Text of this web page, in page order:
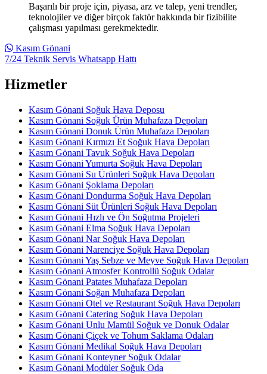
Başarılı bir proje için, piyasa, arz ve talep, yeni trendler,
teknolojiler ve diğer birçok faktör hakkında bir fizibilite
çalışması yapılması gerekmektedir.
Kasım Gönani
7/24 Teknik Servis Whatsapp Hattı
Hizmetler
Kasım Gönani Soğuk Hava Deposu
Kasım Gönani Soğuk Ürün Muhafaza Depoları
Kasım Gönani Donuk Ürün Muhafaza Depoları
Kasım Gönani Kırmızı Et Soğuk Hava Depoları
Kasım Gönani Tavuk Soğuk Hava Depoları
Kasım Gönani Yumurta Soğuk Hava Depoları
Kasım Gönani Su Ürünleri Soğuk Hava Depoları
Kasım Gönani Şoklama Depoları
Kasım Gönani Dondurma Soğuk Hava Depoları
Kasım Gönani Süt Ürünleri Soğuk Hava Depoları
Kasım Gönani Hızlı ve Ön Soğutma Projeleri
Kasım Gönani Elma Soğuk Hava Depoları
Kasım Gönani Nar Soğuk Hava Depoları
Kasım Gönani Narenciye Soğuk Hava Depoları
Kasım Gönani Yaş Sebze ve Meyve Soğuk Hava Depoları
Kasım Gönani Atmosfer Kontrollü Soğuk Odalar
Kasım Gönani Patates Muhafaza Depoları
Kasım Gönani Soğan Muhafaza Depoları
Kasım Gönani Otel ve Restaurant Soğuk Hava Depoları
Kasım Gönani Catering Soğuk Hava Depoları
Kasım Gönani Unlu Mamül Soğuk ve Donuk Odalar
Kasım Gönani Çiçek ve Tohum Saklama Odaları
Kasım Gönani Medikal Soğuk Hava Depoları
Kasım Gönani Konteyner Soğuk Odalar
Kasım Gönani Modüler Soğuk Oda